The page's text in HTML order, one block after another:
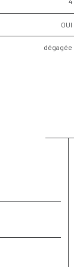
OUI
dégagée